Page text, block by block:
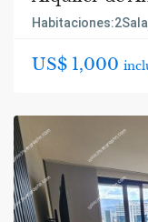
Habitaciones:2
US$ 1,000